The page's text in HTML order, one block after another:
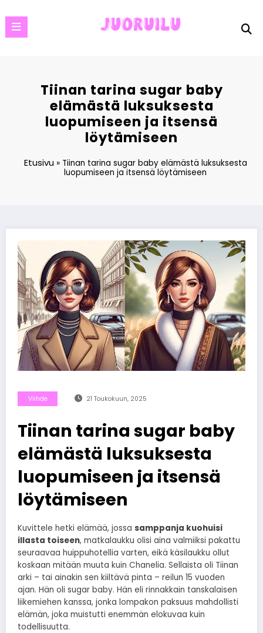
to
content
Tiinan tarina sugar baby
elämästä luksuksesta
luopumiseen ja itsensä
löytämiseen
Etusivu» Tiinan tarina sugar baby elämästä luksuksesta
luopumiseen ja itsensä löytämiseen
Viihde 21 Toukokuun, 2025
Tiinan tarina sugar baby
elämästä luksuksesta
luopumiseen ja itsensä
löytämiseen
Kuvittele hetki elämää, jossa samppanja kuohuisi
illasta toiseen, matkalaukku olisi aina valmiiksi pakattu
seuraavaa huippuhotellia varten, eikä käsilaukku ollut
koskaan mitään muuta kuin Chanelia. Sellaista oli Tiinan
arki – tai ainakin sen kiiltävä pinta – reilun 15 vuoden
ajan. Hän oli sugar baby. Hän eli rinnakkain tanskalaisen
liikemiehen kanssa, jonka lompakon paksuus mahdollisti
elämän, joka muistutti enemmän elokuvaa kuin
todellisuutta.